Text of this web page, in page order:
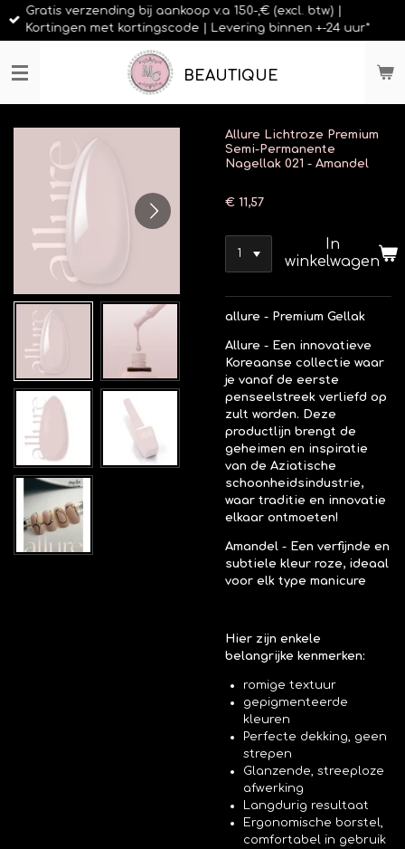
Ga
direct
de
BEAUTIQUE
Gratis verzending bij aankoop v.a 150-,€ (excl. btw) |
Kortingen met kortingscode | Levering binnen +-24 uur*
Allure Lichtroze Premium
Semi-Permanente
Nagellak 021 - Amandel
€ 11,57
In
winkelwagen
allure - Premium Gellak
Allure - Een innovatieve
Koreaanse collectie waar
je vanaf de eerste
penseelstreek verliefd op
zult worden. Deze
productlijn brengt de
geheimen en inspiratie
van de Aziatische
schoonheidsindustrie,
waar traditie en innovatie
elkaar ontmoeten!
Amandel - Een verfijnde en
subtiele kleur roze, ideaal
voor elk type manicure
Hier zijn enkele
belangrijke kenmerken:
romige textuur
gepigmenteerde
kleuren
Perfecte dekking, geen
strepen
Glanzende, streeploze
afwerking
Langdurig resultaat
Ergonomische borstel,
comfortabel in gebruik